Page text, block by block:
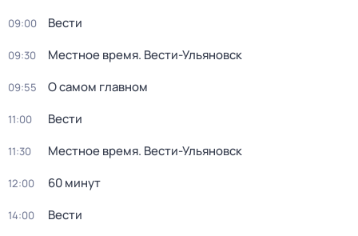
09:00 Вести
09:30 Местное время. Вести-Ульяновск
09:55 О самом главном
11:00 Вести
11:30 Местное время. Вести-Ульяновск
12:00 60 минут
14:00 Вести